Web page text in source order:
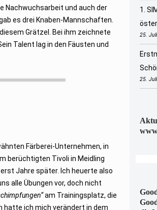
Nachwuchsarbeit und auch der
es drei Knaben-Mannschaften.
Grätzel. Bei ihm zeichnete
Talent lag in den Fäusten und
Färberei-Unternehmen, in
berüchtigten Tivoli in Meidling
Jahre später. Ich heuerte also
alle Übungen vor, doch nicht
am Trainingsplatz, die
ich mich verändert in dem
1.
25.
25.